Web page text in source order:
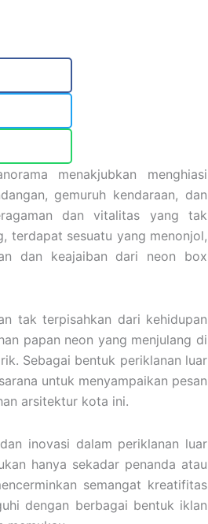
menakjubkan menghiasi
gemuruh kendaraan, dan
dan vitalitas yang tak
terdapat sesuatu yang menonjol,
dan keajaiban dari neon box
tak terpisahkan dari kehidupan
papan neon yang menjulang di
Sebagai bentuk periklanan luar
untuk menyampaikan pesan
arsitektur kota ini.
inovasi dalam periklanan luar
hanya sekadar penanda atau
semangat kreatifitas
dengan berbagai bentuk iklan